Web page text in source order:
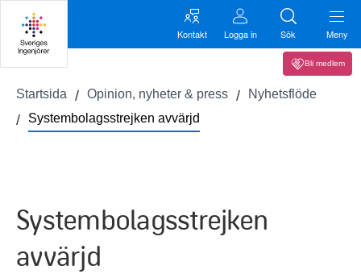
Kontakt Logga in Sök Meny
Bli medlem
Startsida Opinion, nyheter & press
Nyhetsflöde
Systembolagsstrejken avvärjd
Systembolagsstrejken
avvärjd